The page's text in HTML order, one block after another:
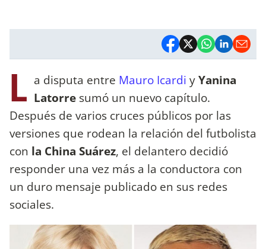
L a disputa entre Mauro Icardi yYanina
Latorre sumó un nuevo capítulo.
Después de varios cruces públicos por las
versiones que rodean la relación del futbolista
con la China Suárez, el delantero decidió
responder una vez más a la conductora con
un duro mensaje publicado en sus redes
sociales.